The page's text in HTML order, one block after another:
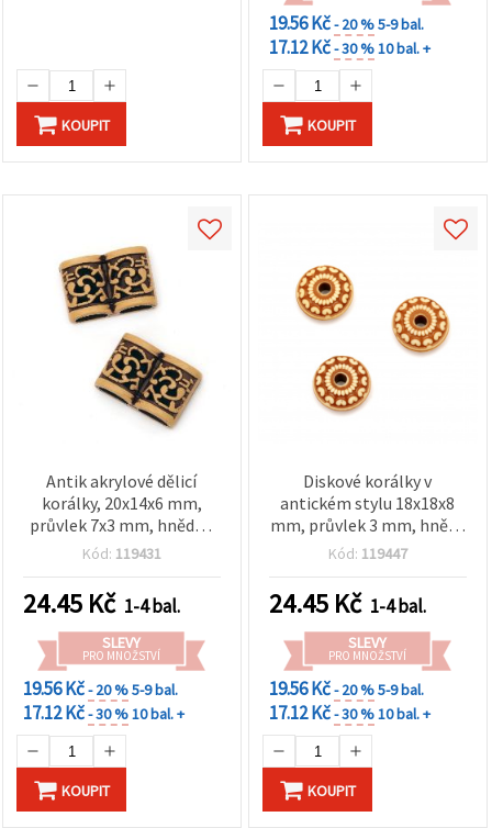
KOUPIT
19.56 Kč- 20 %5-9 bal.
17.12 Kč- 30 %10 bal. +
KOUPIT
Antik akrylové dělicí
korálky, 20x14x6 mm,
průvlek 7x3 mm, hnědé -
50 g ±60 ks
Kód: 119431
24.45 Kč 1-4 bal.
SLEVY
PRO MNOŽSTVÍ
19.56 Kč- 20 %5-9 bal.
17.12 Kč- 30 %10 bal. +
KOUPIT
Diskové korálky v
antickém stylu 18x18x8
mm, průvlek 3 mm, hnědé
- 50 g (~33 ks)
Kód: 119447
24.45 Kč 1-4 bal.
SLEVY
PRO MNOŽSTVÍ
19.56 Kč- 20 %5-9 bal.
17.12 Kč- 30 %10 bal. +
KOUPIT